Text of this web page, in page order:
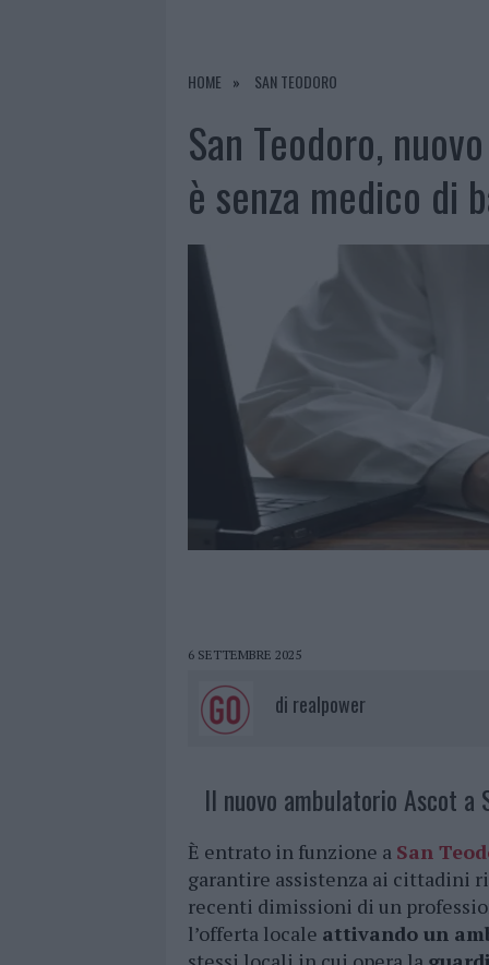
7 AGOSTO 2026 | FILM INTERNAZIONALE, CASTING
7 AGOSTO 2026 | CONTROLLI ALL’AEROPORTO DI
HOME SAN TEODORO
San Teodoro,
è senza medico di
6 SETTEMBRE 2025
di realpower
Il nuovo ambulatorio Ascot a
È entrato in funzione a San
garantire assistenza ai cittadini
recenti dimissioni di un
l’offerta locale attivando un